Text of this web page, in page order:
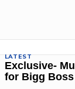
LATEST
Exclusive-
for Bigg